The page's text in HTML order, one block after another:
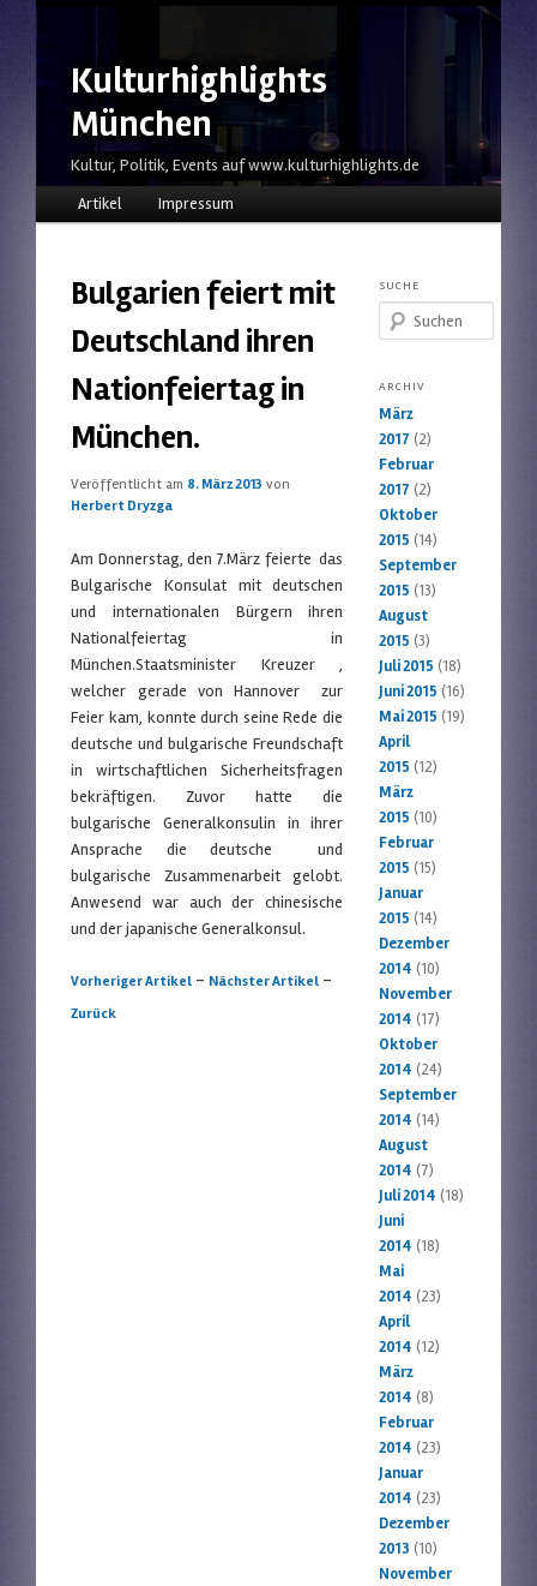
Kulturhighlights
München
Kultur, Politik, Events auf www.kulturhighlights.de
HauptmenüZum Inhalt wechseln
Zum sekundären Inhalt wechseln
Artikel Impressum
Bulgarien feiert mit
Deutschland ihren
Nationfeiertag in
München.
Veröffentlicht am 8. März 2013 von
Herbert Dryzga
Am Donnerstag, den 7.März feierte das
Bulgarische Konsulat mit deutschen
und internationalen Bürgern ihren
Nationalfeiertag in
München.Staatsminister Kreuzer ,
welcher gerade von Hannover zur
Feier kam, konnte durch seine Rede die
deutsche und bulgarische Freundschaft
in wirtschaftlichen Sicherheitsfragen
bekräftigen. Zuvor hatte die
bulgarische Generalkonsulin in ihrer
Ansprache die deutsche und
bulgarische Zusammenarbeit gelobt.
Anwesend war auch der chinesische
und der japanische Generalkonsul.
Artikelnavigation
Vorheriger Artikel - Nächster Artikel -
Zurück
SUCHE
Suchen
ARCHIV
März
2017 (2)
Februar
2017 (2)
Oktober
2015 (14)
September
2015 (13)
August
2015 (3)
Juli 2015 (18)
Juni 2015 (16)
Mai 2015 (19)
April
2015 (12)
März
2015 (10)
Februar
2015 (15)
Januar
2015 (14)
Dezember
2014 (10)
November
2014 (17)
Oktober
2014 (24)
September
2014 (14)
August
2014 (7)
Juli 2014 (18)
Juni
2014 (18)
Mai
2014 (23)
April
2014 (12)
März
2014 (8)
Februar
2014 (23)
Januar
2014 (23)
Dezember
2013 (10)
November